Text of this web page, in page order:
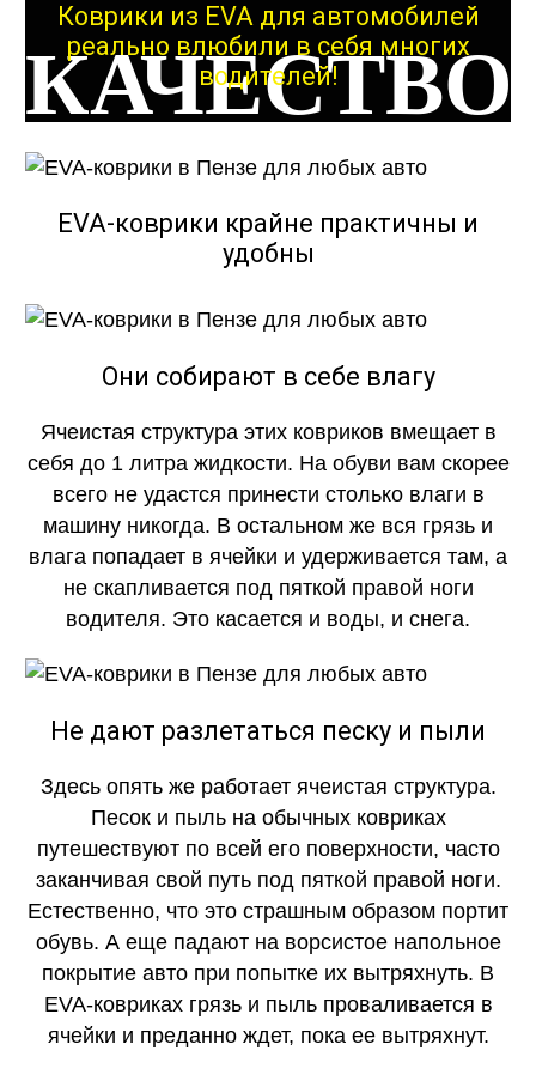
КАЧЕСТВО
ОГОНЬ
КАЧЕСТВО
ОГОНЬ
Коврики из EVA для автомобилей
реально влюбили в себя многих
водителей!
EVA-коврики крайне практичны и
удобны
Они собирают в себе влагу
Ячеистая структура этих ковриков вмещает в
себя до 1 литра жидкости. На обуви вам скорее
всего не удастся принести столько влаги в
машину никогда. В остальном же вся грязь и
влага попадает в ячейки и удерживается там, а
не скапливается под пяткой правой ноги
водителя. Это касается и воды, и снега.
Не дают разлетаться песку и пыли
Здесь опять же работает ячеистая структура.
Песок и пыль на обычных ковриках
путешествуют по всей его поверхности, часто
заканчивая свой путь под пяткой правой ноги.
Естественно, что это страшным образом портит
обувь. А еще падают на ворсистое напольное
покрытие авто при попытке их вытряхнуть. В
EVA-ковриках грязь и пыль проваливается в
ячейки и преданно ждет, пока ее вытряхнут.